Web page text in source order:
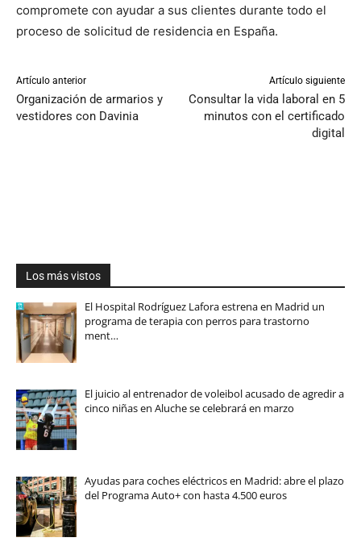
compromete con ayudar a sus clientes durante todo el
proceso de solicitud de residencia en España.
Artículo anterior
Organización de armarios y
vestidores con Davinia
Artículo siguiente
Consultar la vida laboral en 5
minutos con el certificado
digital
Los más vistos
El Hospital Rodríguez Lafora estrena en Madrid un
programa de terapia con perros para trastorno
ment…
El juicio al entrenador de voleibol acusado de agredir a
cinco niñas en Aluche se celebrará en marzo
Ayudas para coches eléctricos en Madrid: abre el plazo
del Programa Auto+ con hasta 4.500 euros